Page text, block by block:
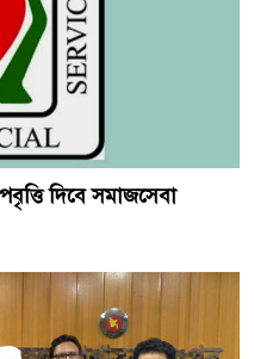
দিবে সমাজসেবা